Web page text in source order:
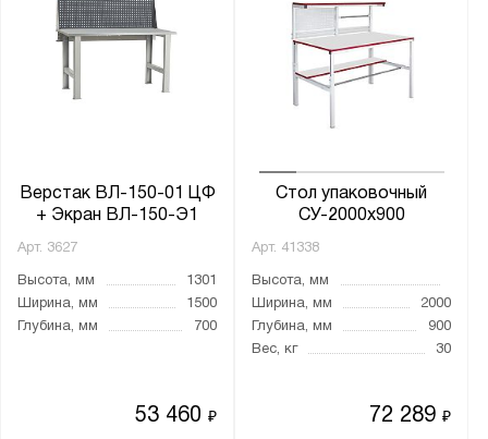
Верстак ВЛ-150-01 ЦФ
+ Экран ВЛ-150-Э1
Арт. 3627
Высота, мм
1301
Ширина, мм
1500
Глубина, мм
700
53 460₽
Стол упаковочный
СУ-2000х900
Арт. 41338
Высота, мм
Ширина, мм
2000
Глубина, мм
900
Вес, кг
30
72 289₽
41А.ОД
41А.ПБ
41А.ПН
41А.РО